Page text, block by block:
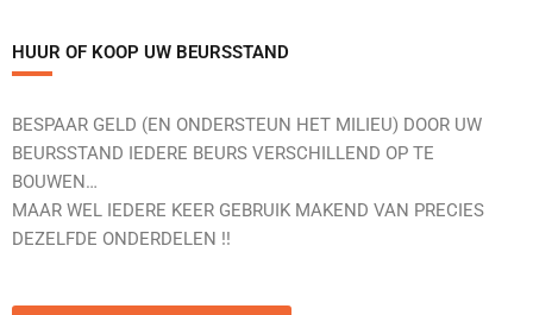
HUUR OF KOOP UW BEURSSTAND
BESPAAR GELD (EN ONDERSTEUN HET MILIEU) DOOR UW
BEURSSTAND IEDERE BEURS VERSCHILLEND OP TE
BOUWEN…
MAAR WEL IEDERE KEER GEBRUIK MAKEND VAN PRECIES
DEZELFDE ONDERDELEN !!